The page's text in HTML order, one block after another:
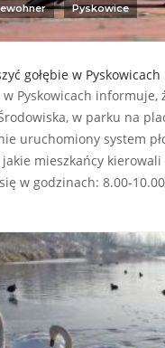
Pyskowice
gołębie w Pyskowicach
Pyskowicach informuje,
w parku na
uruchomiony system
jakie mieszkańcy
w godzinach: 8.00-